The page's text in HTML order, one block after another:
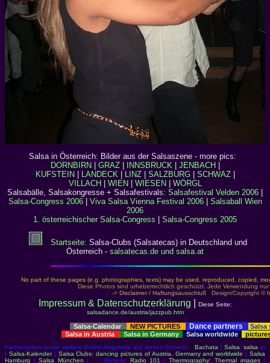
Salsa in Österreich: Bilder aus der Salsaszene - more pics:
DORNBIRN
GRAZ| INNSBRUCK| JENBACH
KUFSTEIN
LANDECK| LINZ| SALZBURG| SCHWAZ|
VILLACH
WIEN WIESEN
WÖRGL
Salsabälle, Salsakongresse + Salsafestivals: Salsafestival Velden 2006
Salsa-Congress 2006| Viva Salsa Vienna Festival 2006| Salsaball Wien
2006
1. österreichischer Salsa-Congress
Salsa-Congress 2005
Startseite: Salsa-Clubs (Salsatecas) in Deutschland und
Österreich - salsatecas.de und salsa.at
No part of these pages (e.g. photographies, texts) may be used, reproduced, copied,
Diese Photos sind urheberrechtlich geschützt. Jede Verwendung
-> Disclaimer / Haftungsausschluß Design/Copyright ©
Impressum & Datenschutzerklärung
Diese Seite:
salsadance.de/austria/jazzpub.htm
Salsa-Calendar NEW PICTURES Dance partners
Salsa
Salsa in Austria
Salsa in Germany Salsa worldwide
Partnerseiten sowie weitere Online-Angebote auf diesen Servern: Bachata | Salsa:salsa.at
| Salsa-Kalender| Salsa Clubs: dancing pictures of Austria, Germany and worldwide |Salsa
Hamburg |Salsa München | - Weitere: Radio 101 |Thermography: Thermal images/